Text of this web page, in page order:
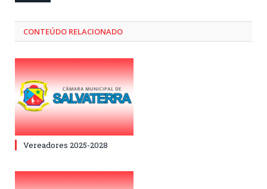
CONTEÚDO RELACIONADO
Vereadores 2025-2028